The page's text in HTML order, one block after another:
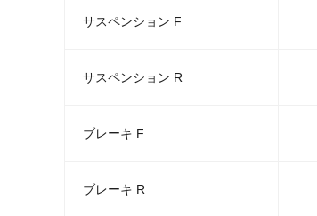
サスペンション F
サスペンション R
ブレーキ F
ブレーキ R